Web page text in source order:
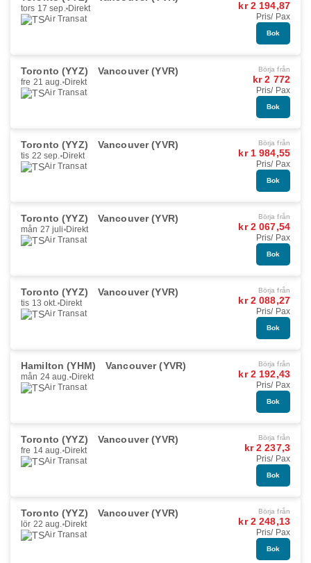
tors 17 sep. Direkt
Air Transat
kr 2 194,87
Pris/ Pax
Bok
Toronto (YYZ) Vancouver (YVR)
fre 21 aug. Direkt
Air Transat
Börja från
kr 2 772
Pris/ Pax
Bok
Toronto (YYZ) Vancouver (YVR)
tis 22 sep. Direkt
Air Transat
Börja från
kr 1 984,55
Pris/ Pax
Bok
Toronto (YYZ) Vancouver (YVR)
mån 27 juli Direkt
Air Transat
Börja från
kr 2 067,54
Pris/ Pax
Bok
Toronto (YYZ) Vancouver (YVR)
tis 13 okt. Direkt
Air Transat
Börja från
kr 2 088,27
Pris/ Pax
Bok
Hamilton (YHM) Vancouver (YVR)
mån 24 aug. Direkt
Air Transat
Börja från
kr 2 192,43
Pris/ Pax
Bok
Toronto (YYZ) Vancouver (YVR)
fre 14 aug. Direkt
Air Transat
Börja från
kr 2 237,3
Pris/ Pax
Bok
Toronto (YYZ) Vancouver (YVR)
lör 22 aug. Direkt
Air Transat
Börja från
kr 2 248,13
Pris/ Pax
Bok